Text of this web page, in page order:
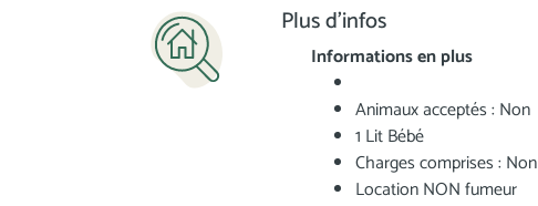
Plus d'infos
Informations en plus
Animaux acceptés : Non
1 Lit Bébé
Charges comprises : Non
Location NON fumeur